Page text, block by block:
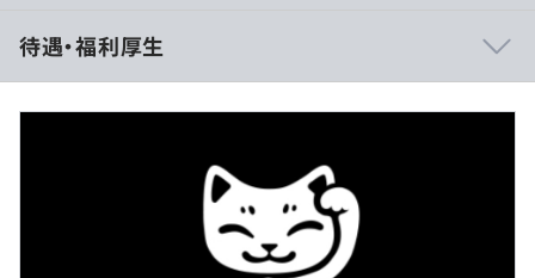
GitHub Copilot / Cursor / Claude / Code Rabbit など、用
途に応じて使い分け、ドキュメント作成や要約といった日
常業務からAIを設計・実装・レビューまでを通した開発プ
検討の初速を上げながら、試行回数とアウトプットの密度
を高めることを重視し、人が考える前段・並走する存在と
してAIを使うことで、開発スピードと品質を両立させるこ
とを目指しています。
待遇・福利厚生
は年収提示額を保証するものではありません）